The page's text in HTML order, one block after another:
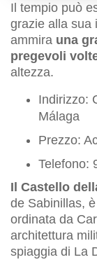
Il tempio può
grazie alla sua
ammira una
pregevoli
altezza.
Indirizzo:
Málaga
Prezzo:
Telefono:
Il Castello
de Sabinillas,
ordinata da
architettura
spiaggia di La